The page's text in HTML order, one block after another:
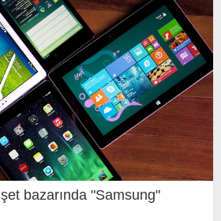
bazarında "Samsung"